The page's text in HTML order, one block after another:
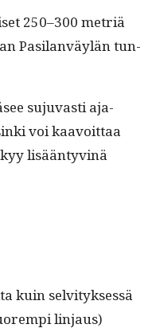
250–300 metriä
Pasi­lan­väylän tun­
suju­vasti aja­
voi kaavoit­taa
lisään­tyv­inä
kuin selvi­tyk­sessä
lin­jaus)